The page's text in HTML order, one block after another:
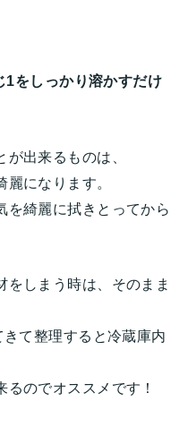
1をしっかり溶かすだけ
出来るものは、
になります。
を綺麗に拭きとってから
をしまう時は、そのまま
て整理すると冷蔵庫内
のでオススメです！